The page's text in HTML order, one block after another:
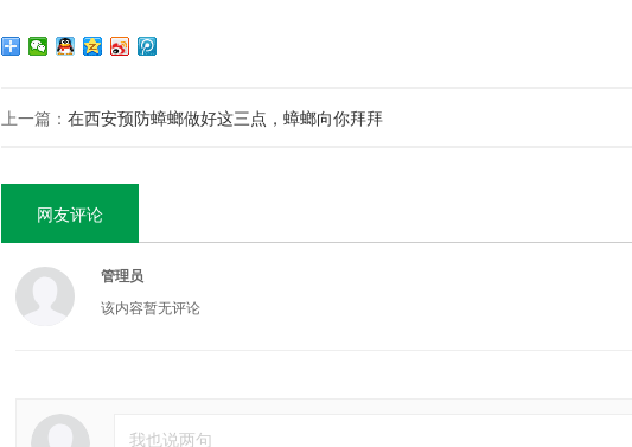
上一篇： 在西安预防蟑螂做好这三点，蟑螂向你拜拜
网友评论
管理员
该内容暂无评论